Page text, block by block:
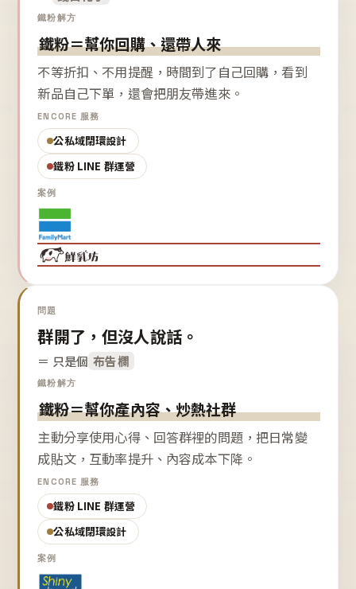
鐵粉解方
鐵粉＝幫你回購、還帶人來
不等折扣、不用提醒，時間到了自己回購，看到
新品自己下單，還會把朋友帶進來。
ENCORE 服務
公私域閉環設計
鐵粉 LINE 群運營
案例
問題
群開了，但沒人說話。
＝ 只是個 布告欄
鐵粉解方
鐵粉＝幫你產內容、炒熱社群
主動分享使用心得、回答群裡的問題，把日常變
成貼文，互動率提升、內容成本下降。
ENCORE 服務
鐵粉 LINE 群運營
公私域閉環設計
案例